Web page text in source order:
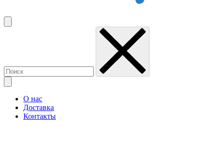
О нас
Доставка
Контакты